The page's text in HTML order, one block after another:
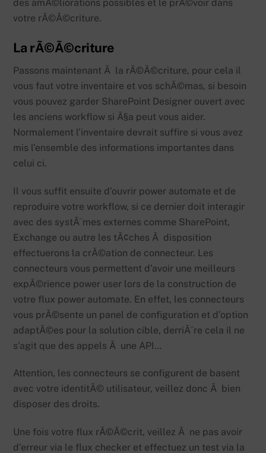
des amÃ©liorations possibles et le prÃ©voir dans
votre rÃ©Ã©criture.
La rÃ©Ã©criture
Passons maintenant Ã la rÃ©Ã©criture, pour cela il
vous faut votre inventaire et vos schÃ©mas, si besoin
vous pouvez garder SharePoint Designer ouvert avec
les anciens workflow si Ã§a peut vous aider.
Normalement l’inventaire devrait suffire si vous avez
mis l’ensemble des informations importantes dans
celui ci.
Il vous suffit ensuite d’ouvrir power automate et de
reproduire votre workflow, si ce dernier doit interagir
avec des systÃ¨mes externes comme SharePoint,
Exchange ou autre les tÃ¢ches Ã disposition
effectuerons la crÃ©ation de connecteur. Les
connecteurs vous permettent d’avoir une meilleurs
expÃ©rience power user lors de la construction de
votre flux power automate. En effet, les connecteurs
vous prÃ©sente un panel de configuration et d’option
adaptÃ©es pour la solution cible, derriÃ¨re cela il ne
s’agit que des appels Ã une API…
Attention, les connecteurs se configurent de basent
avec votre identitÃ© utilisateur, veillez donc Ã bien
disposer des droits.
Une fois votre flux rÃ©Ã©crit, veillez Ã ne pas avoir
d’erreur via le flux checker et effectuez un test via la